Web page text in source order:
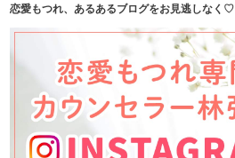
恋愛もつれ、あるあるブログをお見逃しなく♡